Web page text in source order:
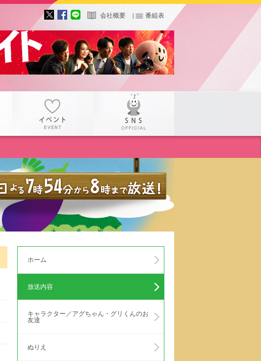
会社概要 番組表
ホーム
放送内容
キャラクター／アグちゃん・グリくんのお
友達
ぬりえ